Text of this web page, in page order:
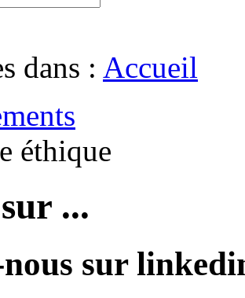
dans : Accueil
éthique
...
nous sur